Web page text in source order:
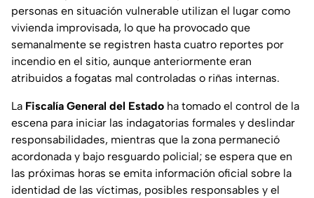
personas en situación vulnerable utilizan el lugar como
vivienda improvisada, lo que ha provocado que
semanalmente se registren hasta cuatro reportes por
incendio en el sitio, aunque anteriormente eran
atribuidos a fogatas mal controladas o riñas internas.
La Fiscalía General del Estado ha tomado el control de la
escena para iniciar las indagatorias formales y deslindar
responsabilidades, mientras que la zona permaneció
acordonada y bajo resguardo policial; se espera que en
las próximas horas se emita información oficial sobre la
identidad de las víctimas, posibles responsables y el